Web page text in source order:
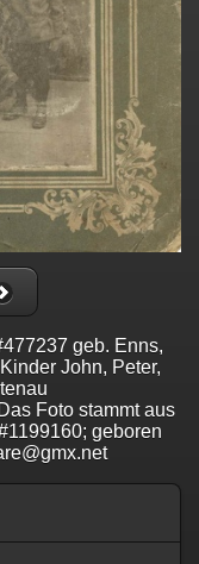
geb. Enns,
John, Peter,
Foto stammt aus
geboren